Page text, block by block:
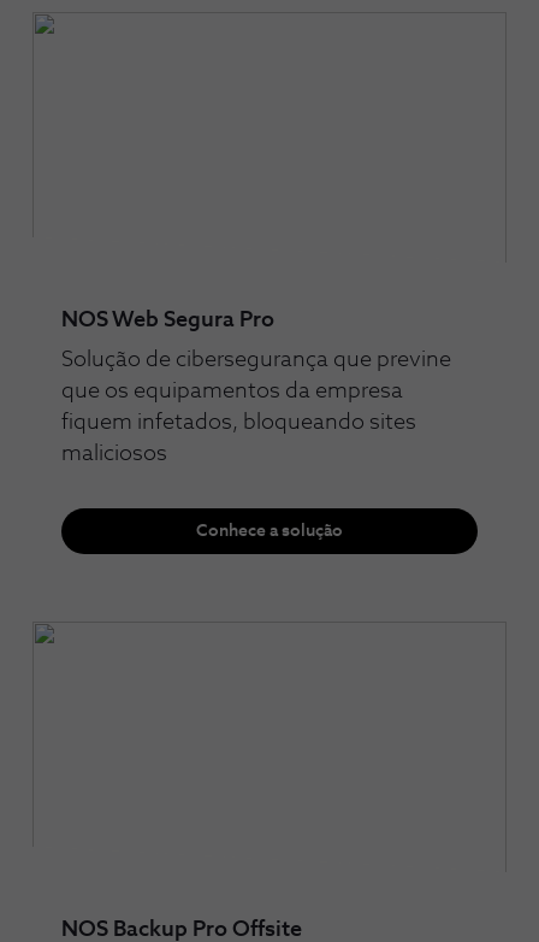
NOS Web Segura Pro
Solução de cibersegurança que previne
que os equipamentos da empresa
fiquem infetados, bloqueando sites
maliciosos
Conhece a solução
NOS Backup Pro Offsite